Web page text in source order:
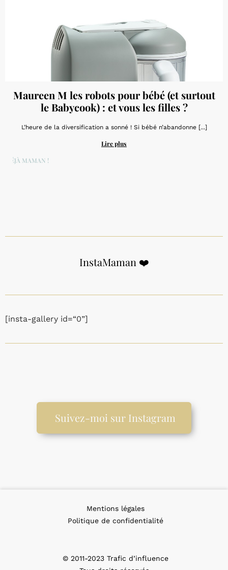
Maureen M les robots pour bébé (et surtout
le Babycook) : et vous les filles ?
L’heure de la diversification a sonné ! Si bébé n’abandonne [...]
Lire plus
DÉJÀ MAMAN !
InstaMaman ❤️
[insta-gallery id=“0”]
Suivez-moi sur Instagram
Mentions légales
Politique de confidentialité
© 2011-2023 Trafic d’influence